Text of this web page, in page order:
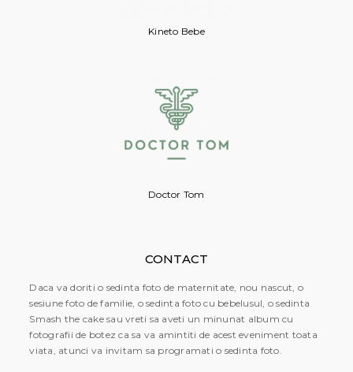
Kineto Bebe
Doctor Tom
CONTACT
Daca va doriti o sedinta foto de maternitate, nou nascut, o
sesiune foto de familie, o sedinta foto cu bebelusul, o sedinta
Smash the cake sau vreti sa aveti un minunat album cu
fotografii de botez ca sa va amintiti de acest eveniment toata
viata, atunci va invitam sa programati o sedinta foto.